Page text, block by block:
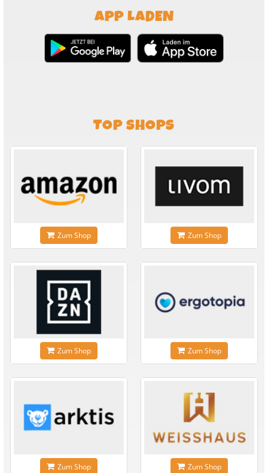
APP LADEN
TOP SHOPS
Zum Shop Zum Shop
Zum Shop Zum Shop
Zum Shop Zum Shop